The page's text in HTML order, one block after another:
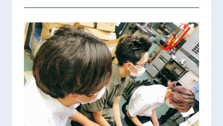
入学検討中の
皆さまへ
外国人留学生の
皆さまへ
保護者の
皆さまへ
在学生の
皆さまへ